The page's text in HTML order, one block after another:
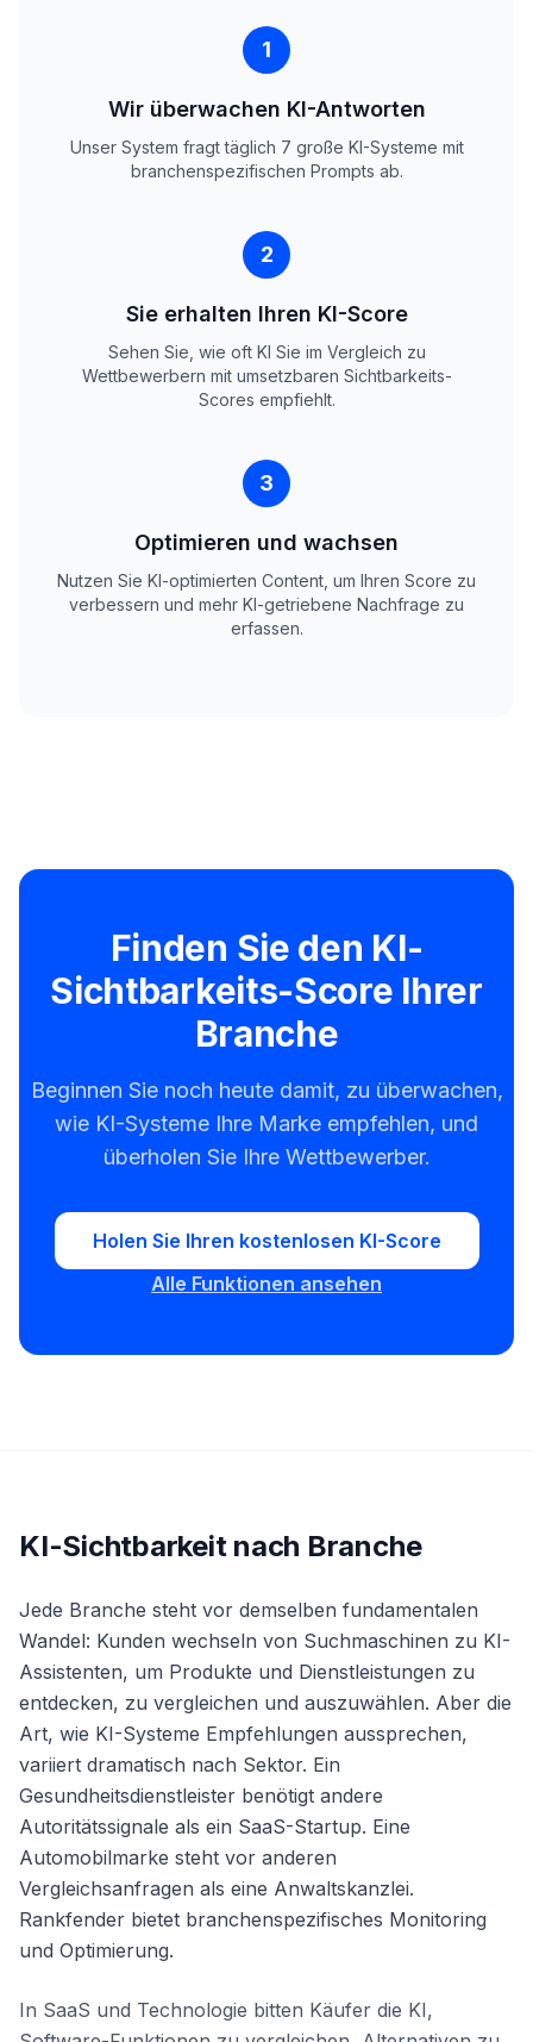
1
Wir überwachen KI-Antworten
Unser System fragt täglich 7 große KI-Systeme mit
branchenspezifischen Prompts ab.
2
Sie erhalten Ihren KI-Score
Sehen Sie, wie oft KI Sie im Vergleich zu
Wettbewerbern mit umsetzbaren Sichtbarkeits-
Scores empfiehlt.
3
Optimieren und wachsen
Nutzen Sie KI-optimierten Content, um Ihren Score zu
verbessern und mehr KI-getriebene Nachfrage zu
erfassen.
Finden Sie den KI-
Sichtbarkeits-Score Ihrer
Branche
Beginnen Sie noch heute damit, zu überwachen,
wie KI-Systeme Ihre Marke empfehlen, und
überholen Sie Ihre Wettbewerber.
Holen Sie Ihren kostenlosen KI-Score
Alle Funktionen ansehen
KI-Sichtbarkeit nach Branche
Jede Branche steht vor demselben fundamentalen
Wandel: Kunden wechseln von Suchmaschinen zu KI-
Assistenten, um Produkte und Dienstleistungen zu
entdecken, zu vergleichen und auszuwählen. Aber die
Art, wie KI-Systeme Empfehlungen aussprechen,
variiert dramatisch nach Sektor. Ein
Gesundheitsdienstleister benötigt andere
Autoritätssignale als ein SaaS-Startup. Eine
Automobilmarke steht vor anderen
Vergleichsanfragen als eine Anwaltskanzlei.
Rankfender bietet branchenspezifisches Monitoring
und Optimierung.
In SaaS und Technologie bitten Käufer die KI,